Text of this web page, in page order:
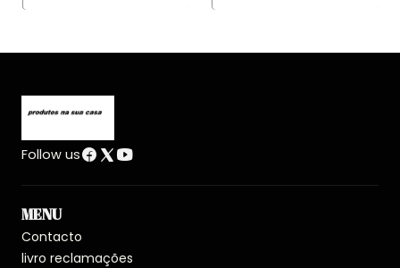
Follow us
MENU
Contacto
livro reclamações